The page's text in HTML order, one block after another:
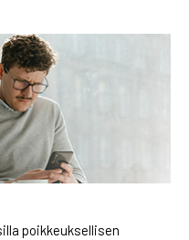
poikkeuksellisen